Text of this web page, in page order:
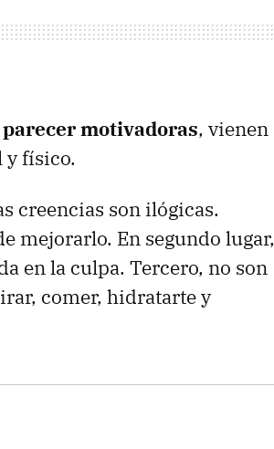
motivadoras, vienen
y físico.
creencias son ilógicas.
mejorarlo. En segundo lugar,
en la culpa. Tercero, no son
comer, hidratarte y